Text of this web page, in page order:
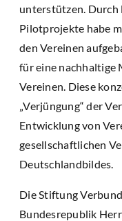
unterstützen. Durch
Pilotprojekte habe
den Vereinen
für eine nachhaltige
Vereinen. Diese
„Verjüngung“ der
Entwicklung von
gesellschaftlichen
Deutschlandbildes.
Die Stiftung
Bundesrepublik